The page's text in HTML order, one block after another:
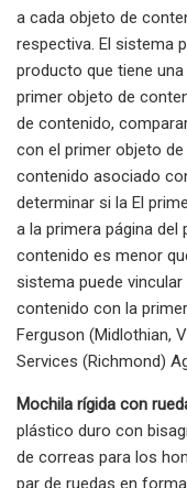
a cada objeto de
respectiva. El sistema
producto que tiene
primer objeto de
de contenido,
con el primer objeto
contenido asociado
determinar si la El
a la primera página
contenido es menor
sistema puede
contenido con la
Ferguson (Midlothian,
Services (Richmond)
Mochila rígida con
plástico duro con
de correas para los
par de ruedas en